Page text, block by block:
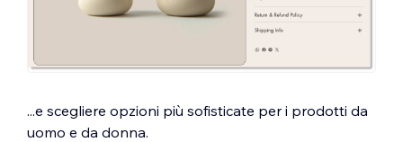
...e scegliere opzioni più sofisticate per i prodotti da
uomo e da donna.